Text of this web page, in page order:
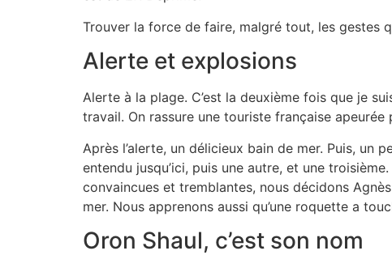
Trouver la force de faire, malgré tout, les gestes
Alerte et explosions
Alerte à la plage. C’est la deuxième fois que je
travail. On rassure une touriste française
Après l’alerte, un délicieux bain de mer. Puis, un
entendu jusqu’ici, puis une autre, et une
convaincues et tremblantes, nous décidons
mer. Nous apprenons aussi qu’une roquette a
Oron Shaul, c’est son nom